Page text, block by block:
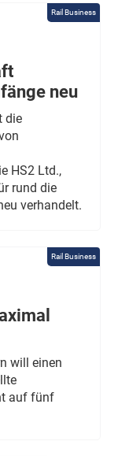
Rail Business
neu
die
HS2 Ltd.,
rund die
verhandelt.
Rail Business
will einen
auf fünf